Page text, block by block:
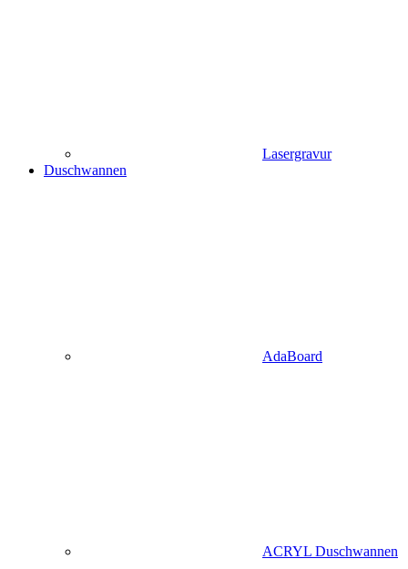
Lasergravur
Duschwannen
AdaBoard
ACRYL Duschwannen